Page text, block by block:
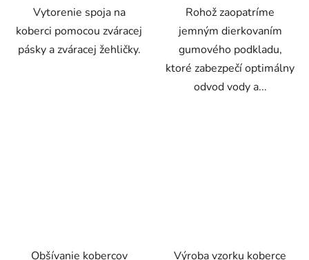
Vytorenie spoja na
koberci pomocou zváracej
pásky a zváracej žehličky.
Rohož zaopatríme
jemným dierkovaním
gumového podkladu,
ktoré zabezpečí optimálny
odvod vody a...
Obšívanie kobercov Výroba vzorku koberce